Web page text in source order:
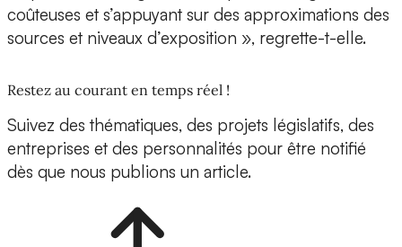
coûteuses et s’appuyant sur des approximations des
sources et niveaux d’exposition », regrette-t-elle.
Restez au courant en temps réel !
Suivez des thématiques, des projets législatifs, des
entreprises et des personnalités pour être notifié
dès que nous publions un article.